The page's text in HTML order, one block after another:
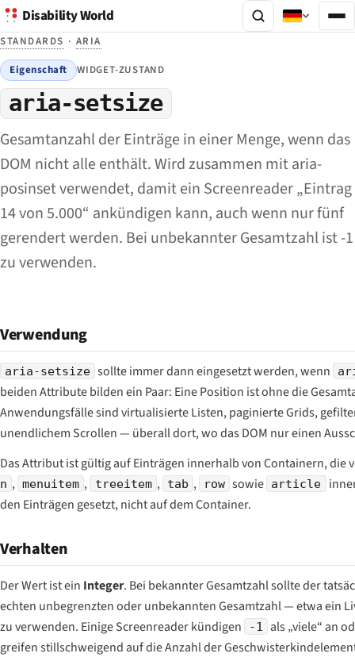
Disability World
STANDARDS · ARIA
Eigenschaft WIDGET-ZUSTAND
aria-setsize
Gesamtanzahl der Einträge in einer Menge, wenn das
DOM nicht alle enthält. Wird zusammen mit aria-
posinset verwendet, damit ein Screenreader „Eintrag
14 von 5.000“ ankündigen kann, auch wenn nur fünf
gerendert werden. Bei unbekannter Gesamtzahl ist -1
zu verwenden.
Verwendung
aria-setsize sollte immer dann eingesetzt werden, wenn
beiden Attribute bilden ein Paar: Eine Position ist ohne die
Anwendungsfälle sind virtualisierte Listen, paginierte Grids,
unendlichem Scrollen — überall dort, wo das DOM nur einen
Das Attribut ist gültig auf Einträgen innerhalb von Containern, die
n , menuitem , treeitem , tab , row sowie article
den Einträgen gesetzt, nicht auf dem Container.
Verhalten
Der Wert ist ein Integer. Bei bekannter Gesamtzahl sollte der
echten unbegrenzten oder unbekannten Gesamtzahl — etwa ein
zu verwenden. Einige Screenreader kündigen
-1
als „viele“ an
greifen stillschweigend auf die Anzahl der